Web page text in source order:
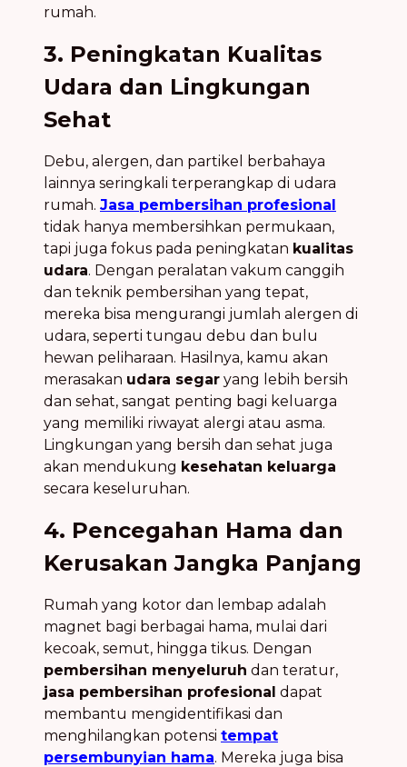
rumah.
3. Peningkatan Kualitas
Udara dan Lingkungan
Sehat
Debu, alergen, dan partikel berbahaya
lainnya seringkali terperangkap di udara
rumah. Jasa pembersihan profesional
tidak hanya membersihkan permukaan,
tapi juga fokus pada peningkatan kualitas
udara. Dengan peralatan vakum canggih
dan teknik pembersihan yang tepat,
mereka bisa mengurangi jumlah alergen di
udara, seperti tungau debu dan bulu
hewan peliharaan. Hasilnya, kamu akan
merasakan udara segar yang lebih bersih
dan sehat, sangat penting bagi keluarga
yang memiliki riwayat alergi atau asma.
Lingkungan yang bersih dan sehat juga
akan mendukung kesehatan keluarga
secara keseluruhan.
4. Pencegahan Hama dan
Kerusakan Jangka Panjang
Rumah yang kotor dan lembap adalah
magnet bagi berbagai hama, mulai dari
kecoak, semut, hingga tikus. Dengan
pembersihan menyeluruh dan teratur,
jasa pembersihan profesional dapat
membantu mengidentifikasi dan
menghilangkan potensi tempat
persembunyian hama. Mereka juga bisa